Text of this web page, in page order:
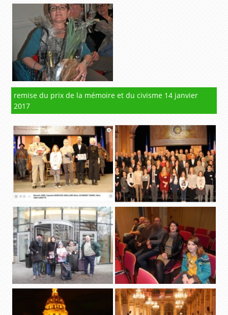
remise du prix de la mémoire et du civisme 14 janvier
2017